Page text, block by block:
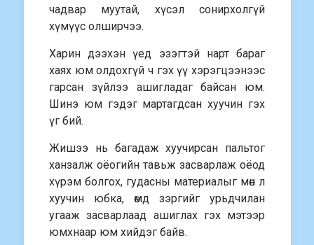
чадвар муутай, хүсэл сонирхолгүй
хүмүүс олширчээ.
Харин дээхэн үед эзэгтэй нарт бараг
хаях юм олдохгүй ч гэх үү хэрэгцээнээс
гарсан зүйлээ ашигладаг байсан юм.
Шинэ юм гэдэг мартагдсан хуучин гэх
үг бий.
Жишээ нь багадаж хуучирсан пальтог
ханзалж оёогийн тавьж засварлаж оёод
хүрэм болгох, гудасны материалыг мөн л
хуучин юбка, өмд зэргийг урьдчилан
угааж засварлаад ашиглах гэх мэтээр
юмхнаар юм хийдэг байв.